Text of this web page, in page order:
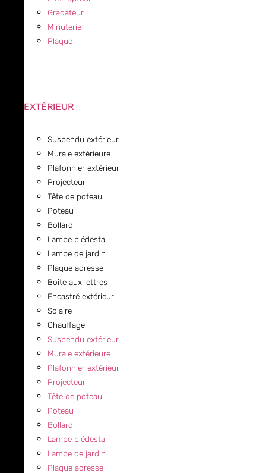
Gradateur
Minuterie
Plaque
EXTÉRIEUR
Suspendu extérieur
Murale extérieure
Plafonnier extérieur
Projecteur
Tête de poteau
Poteau
Bollard
Lampe piédestal
Lampe de jardin
Plaque adresse
Boîte aux lettres
Encastré extérieur
Solaire
Chauffage
Suspendu extérieur
Murale extérieure
Plafonnier extérieur
Projecteur
Tête de poteau
Poteau
Bollard
Lampe piédestal
Lampe de jardin
Plaque adresse